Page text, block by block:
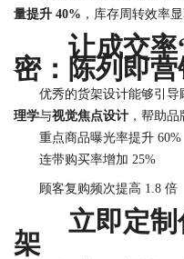
量提升 40% ，库存周转效率显
让成交率
密：陈列即营
优秀的货架设计能够引
理学与视觉焦点设计 ，帮助品
重点商品曝光率提升 60%
连带购买率增加 25%
顾客复购频次提高 1.8 倍
立即定
架